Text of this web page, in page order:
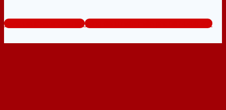
www.sieuthicuanhua.net Tổng đài tư vấn miễn phí: 0824.400.400